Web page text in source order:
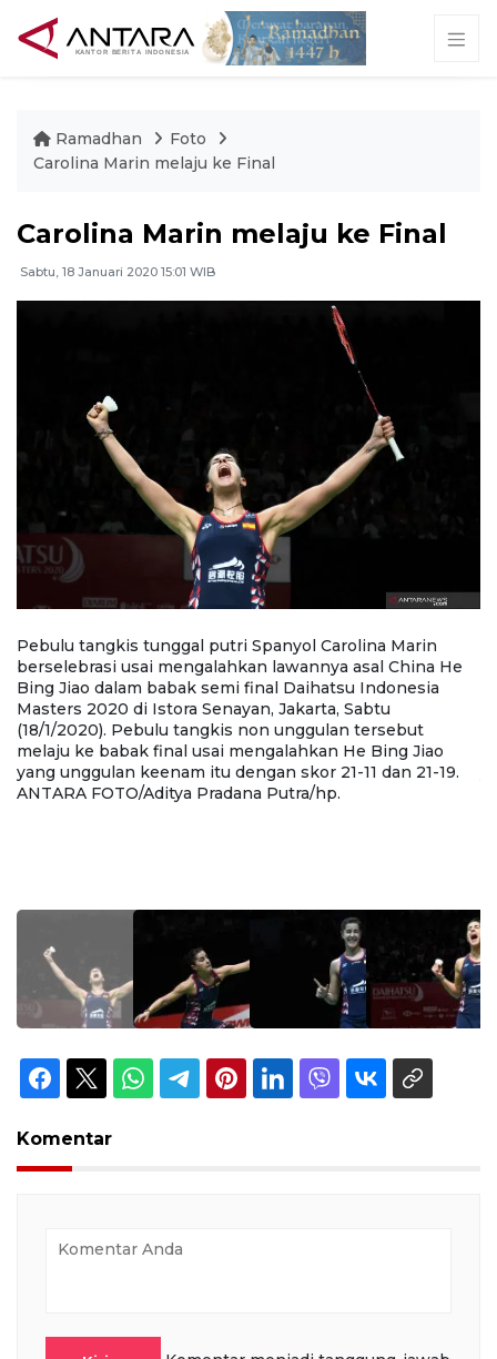
Ramadhan
Foto
Carolina Marin melaju ke Final
Carolina Marin melaju ke Final
Sabtu, 18 Januari 2020 15:01 WIB
Pebulu tangkis tunggal putri Spanyol Carolina Marin
berselebrasi usai mengalahkan lawannya asal China He
Bing Jiao dalam babak semi final Daihatsu Indonesia
Masters 2020 di Istora Senayan, Jakarta, Sabtu
(18/1/2020). Pebulu tangkis non unggulan tersebut
melaju ke babak final usai mengalahkan He Bing Jiao
yang unggulan keenam itu dengan skor 21-11 dan 21-19.
ANTARA FOTO/Aditya Pradana Putra/hp.
Komentar